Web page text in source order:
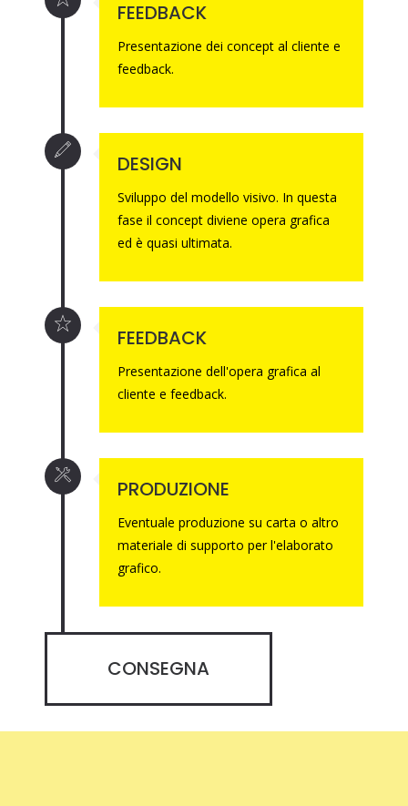
FEEDBACK
Presentazione dei concept al cliente e
feedback.
DESIGN
Sviluppo del modello visivo. In questa
fase il concept diviene opera grafica
ed è quasi ultimata.
FEEDBACK
Presentazione dell'opera grafica al
cliente e feedback.
PRODUZIONE
Eventuale produzione su carta o altro
materiale di supporto per l'elaborato
grafico.
CONSEGNA